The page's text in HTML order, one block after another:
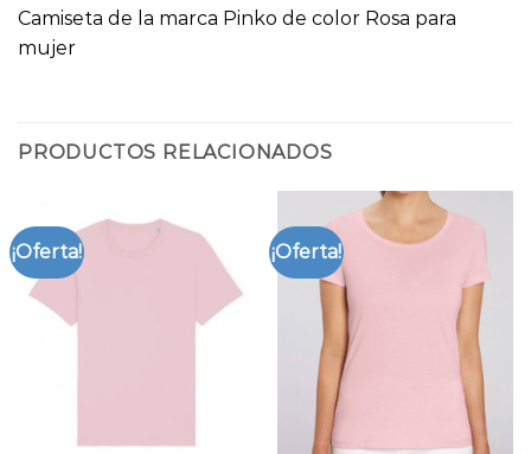
Camiseta de la marca Pinko de color Rosa para
mujer
PRODUCTOS RELACIONADOS
¡Oferta! ¡Oferta!